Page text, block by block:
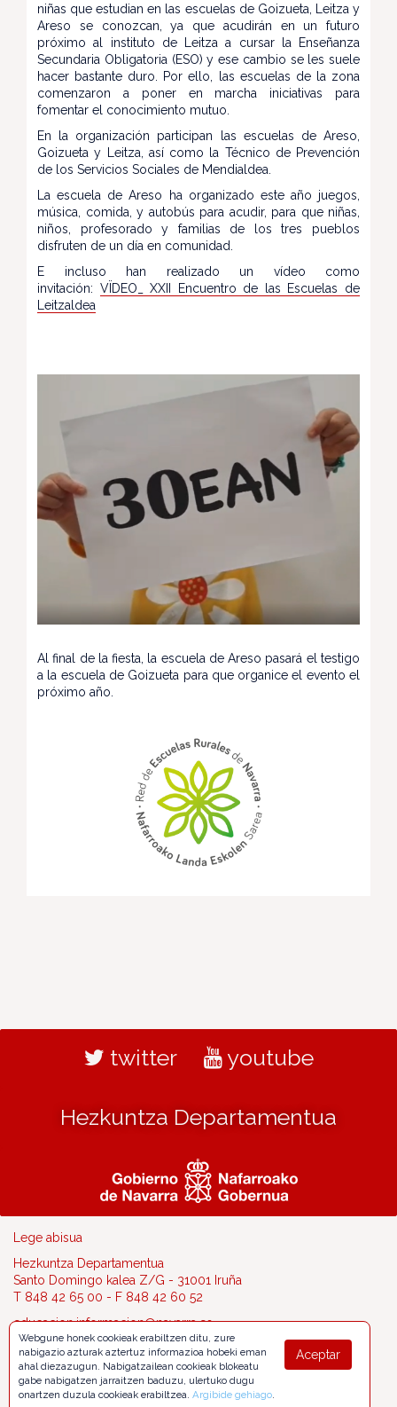
niñas que estudian en las escuelas de Goizueta, Leitza y
Areso se conozcan, ya que acudirán en un futuro
próximo al instituto de Leitza a cursar la Enseñanza
Secundaria Obligatoria (ESO) y ese cambio se les suele
hacer bastante duro. Por ello, las escuelas de la zona
comenzaron a poner en marcha iniciativas para
fomentar el conocimiento mutuo.
En la organización participan las escuelas de Areso,
Goizueta y Leitza, así como la Técnico de Prevención
de los Servicios Sociales de Mendialdea.
La escuela de Areso ha organizado este año juegos,
música, comida, y autobús para acudir, para que niñas,
niños, profesorado y familias de los tres pueblos
disfruten de un día en comunidad.
E incluso han realizado un vídeo como
invitación: VÏDEO_ XXII Encuentro de las Escuelas de
Leitzaldea
Al final de la fiesta, la escuela de Areso pasará el testigo
a la escuela de Goizueta para que organice el evento el
próximo año.
twitter youtube
Hezkuntza Departamentua
Lege abisua
Hezkuntza Departamentua
Santo Domingo kalea Z/G - 31001 Iruña
T 848 42 65 00 - F 848 42 60 52
educacion.informacion@navarra.es
Aceptar
Webgune honek cookieak erabiltzen ditu, zure
nabigazio azturak aztertuz informazioa hobeki eman
ahal diezazugun. Nabigatzailean cookieak blokeatu
gabe nabigatzen jarraitzen baduzu, ulertuko dugu
onartzen duzula cookieak erabiltzea. Argibide gehiago.